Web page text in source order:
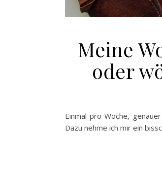
Meine
oder
Einmal pro Woche,
Dazu nehme ich mir ein